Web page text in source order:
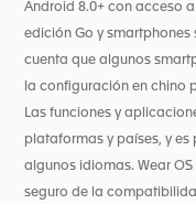
Android 8.0+ con acceso
edición Go y smartphones
cuenta que algunos
la configuración en chino
Las funciones y
plataformas y países, y
algunos idiomas. Wear
seguro de la